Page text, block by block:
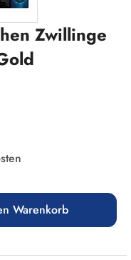
Zwillinge
Wert
Warenkorb